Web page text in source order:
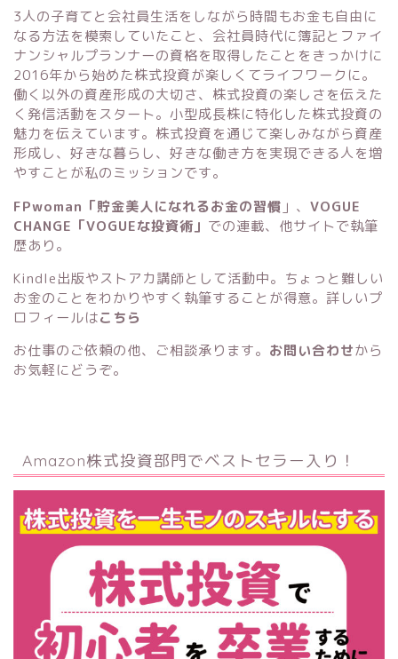
3人の子育てと会社員生活をしながら時間もお金も自由に
なる方法を模索していたこと、会社員時代に簿記とファイ
ナンシャルプランナーの資格を取得したことをきっかけに
2016年から始めた株式投資が楽しくてライフワークに。
働く以外の資産形成の大切さ、株式投資の楽しさを伝えた
く発信活動をスタート。小型成長株に特化した株式投資の
魅力を伝えています。株式投資を通じて楽しみながら資産
形成し、好きな暮らし、好きな働き方を実現できる人を増
やすことが私のミッションです。
FPwoman「貯金美人になれるお金の習慣 」 、 VOGUE
CHANGE「VOGUEな投資術」 での連載、他サイトで執筆
歴あり。
Kindle出版やストアカ講師として活動中。ちょっと難しい
お金のことをわかりやすく執筆することが得意。詳しいプ
ロフィールはこちら
お仕事のご依頼の他、ご相談承ります。 お問い合わせから
お気軽にどうぞ。
Amazon株式投資部門でベストセラー入り！